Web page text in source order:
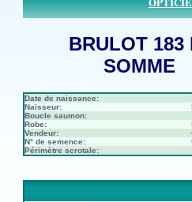
BRULOT 183
SOMME
Date de naissance:
Naisseur:
Boucle saumon:
Robe:
Vendeur:
N° de semence:
Périmètre scrotale: